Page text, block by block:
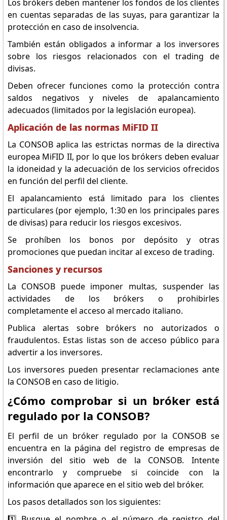
Los brókers deben mantener los fondos de los clientes
en cuentas separadas de las suyas, para garantizar la
protección en caso de insolvencia.
También están obligados a informar a los inversores
sobre los riesgos relacionados con el trading de
divisas.
Deben ofrecer funciones como la protección contra
saldos negativos y niveles de apalancamiento
adecuados (limitados por la legislación europea).
Aplicación de las normas MiFID II
La CONSOB aplica las estrictas normas de la directiva
europea MiFID II, por lo que los brókers deben evaluar
la idoneidad y la adecuación de los servicios ofrecidos
en función del perfil del cliente.
El apalancamiento está limitado para los clientes
particulares (por ejemplo, 1:30 en los principales pares
de divisas) para reducir los riesgos excesivos.
Se prohíben los bonos por depósito y otras
promociones que puedan incitar al exceso de trading.
Sanciones y recursos
La CONSOB puede imponer multas, suspender las
actividades de los brókers o prohibirles
completamente el acceso al mercado italiano.
Publica alertas sobre brókers no autorizados o
fraudulentos. Estas listas son de acceso público para
advertir a los inversores.
Los inversores pueden presentar reclamaciones ante
la CONSOB en caso de litigio.
¿Cómo comprobar si un bróker está
regulado por la CONSOB?
El perfil de un bróker regulado por la CONSOB se
encuentra en la página del registro de empresas de
inversión del sitio web de la CONSOB. Intente
encontrarlo y compruebe si coincide con la
información que aparece en el sitio web del bróker.
Los pasos detallados son los siguientes: